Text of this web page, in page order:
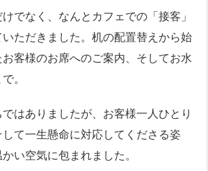
でなく、なんとカフェでの「接客」
ただきました。机の配置替えから始
客様のお席へのご案内、そしてお水
。
はありましたが、お客様一人ひとり
て一生懸命に対応してくださる姿
い空気に包まれました。